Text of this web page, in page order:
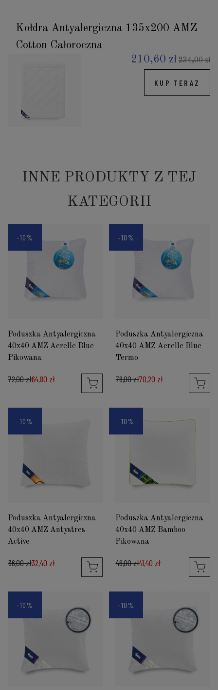
Kołdra Antyalergiczna 135x200 AMZ
Cotton Całoroczna
210,60 zł 234,00 zł
KUP TERAZ
INNE PRODUKTY Z TEJ
KATEGORII
Poduszka Antyalergiczna
40x40 AMZ Aerelle Blue
Pikowana
72,00 zł64,80 zł
-10%
Poduszka Antyalergiczna
40x40 AMZ Aerelle Blue
Termo
78,00 zł70,20 zł
-10%
Poduszka Antyalergiczna
40x40 AMZ Antystres
Active
36,00 zł32,40 zł
-10%
Poduszka Antyalergiczna
40x40 AMZ Bamboo
Pikowana
46,00 zł41,40 zł
-10%
-10% -10%